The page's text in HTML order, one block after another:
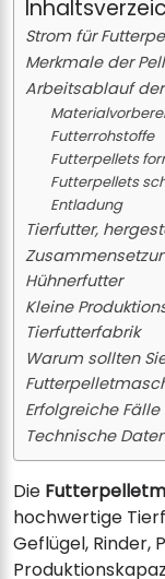
Strom für
Merkmale der
Arbeitsablauf
Futterrohstoffe
Futterpellets
Futterpellets
Entladung
Tierfutter,
Hühnerfutter
Kleine
Tierfutterfabrik
Warum sollten
Erfolgreiche
Technische
Die
hochwertige
Geflügel, Rinder,